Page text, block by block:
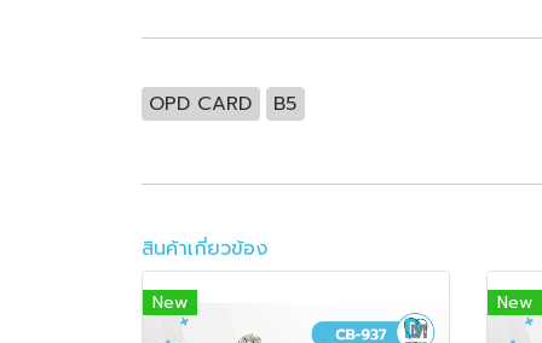
OPD CARD B5
สินค้าเกี่ยวข้อง
New New